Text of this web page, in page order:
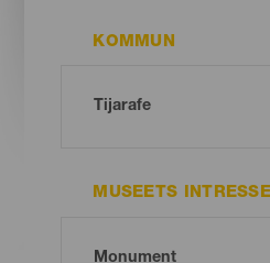
KOMMUN
MUSEETS INTRESSE